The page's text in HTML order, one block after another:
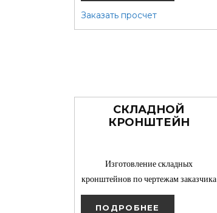
Заказать просчет
СКЛАДНОЙ
КРОНШТЕЙН
Изготовление складных
кронштейнов по чертежам заказчика
ПОДРОБНЕЕ